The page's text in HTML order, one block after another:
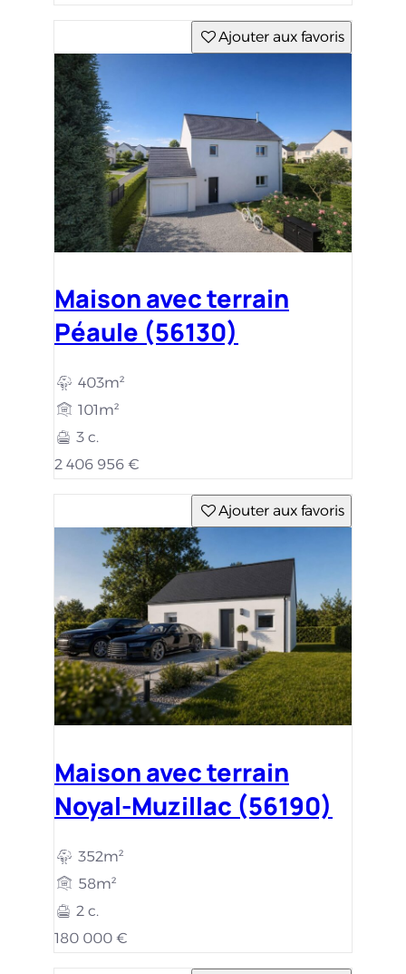
Ajouter aux favoris
Maison avec terrain
Péaule (56130)
403m²
101m²
3 c.
2 406 956 €
Ajouter aux favoris
Maison avec terrain
Noyal-Muzillac (56190)
352m²
58m²
2 c.
180 000 €